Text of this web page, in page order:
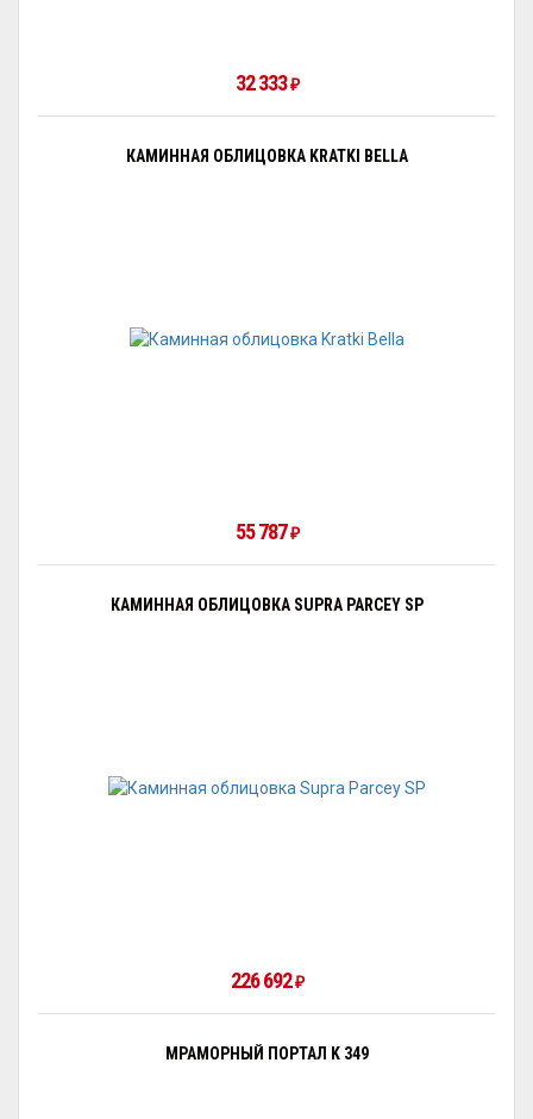
32 333₽
КАМИННАЯ ОБЛИЦОВКА KRATKI BELLA
55 787₽
КАМИННАЯ ОБЛИЦОВКА SUPRA PARCEY SP
226 692₽
МРАМОРНЫЙ ПОРТАЛ K 349